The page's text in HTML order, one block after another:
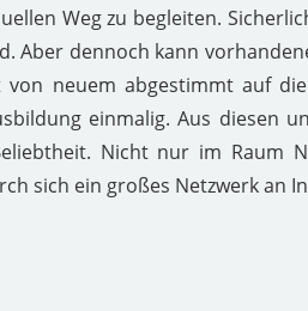
Weg zu begleiten.
Aber dennoch kann
von neuem abgestimmt auf
einmalig. Aus diesen
Nicht nur im Raum
sich ein großes Netzwerk an